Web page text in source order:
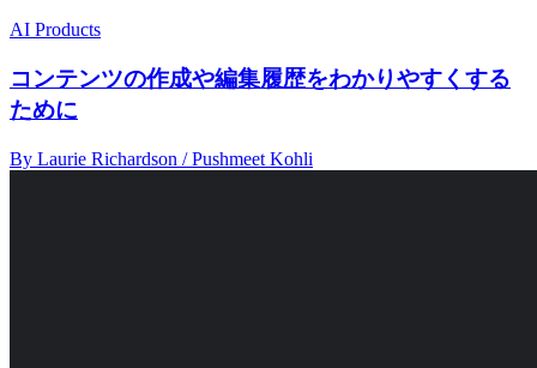
AI Products
コンテンツの作成や編集履歴をわかりやすくする
ために
By Laurie Richardson / Pushmeet Kohli